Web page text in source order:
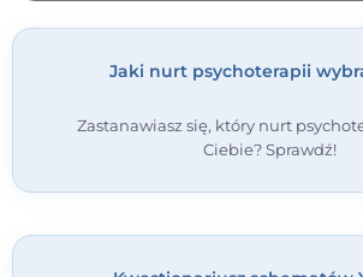
Jaki nurt psychoterapii
Zastanawiasz się, który nurt
Ciebie? Sprawdź!